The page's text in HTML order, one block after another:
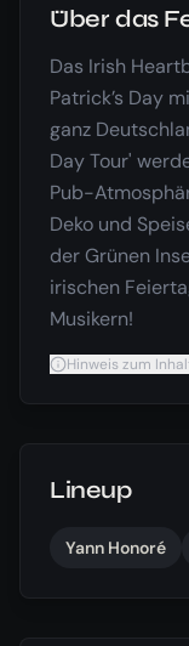
Über das
Das Irish
Patrick’s Day
ganz
Day Tour'
Pub-
Deko und
der Grünen
irischen
Musikern!
Hinweis zum
Lineup
Yann Honoré